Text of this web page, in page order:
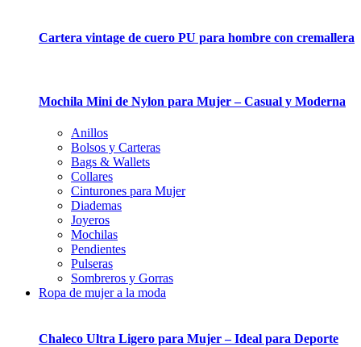
Cartera vintage de cuero PU para hombre con cremallera
Mochila Mini de Nylon para Mujer – Casual y Moderna
Anillos
Bolsos y Carteras
Bags & Wallets
Collares
Cinturones para Mujer
Diademas
Joyeros
Mochilas
Pendientes
Pulseras
Sombreros y Gorras
Ropa de mujer a la moda
Chaleco Ultra Ligero para Mujer – Ideal para Deporte